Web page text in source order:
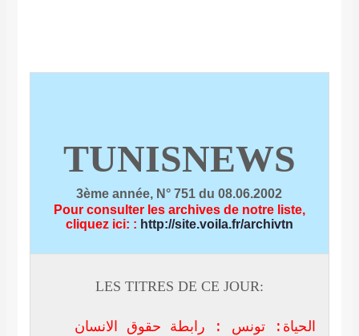
TUNISNEWS
3ème année, N° 751 du 08.06.2002
Pour consulter les archives de notre liste,
cliquez ici: : http://site.voila.fr/archivtn
LES TITRES DE CE JOUR:
الحياة: تونس : رابطة حقوق الانسان